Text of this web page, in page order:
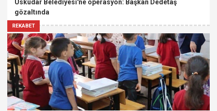
REKABET
Üsküdar Belediyesi'ne operasyon: Başkan Dedetaş
gözaltında